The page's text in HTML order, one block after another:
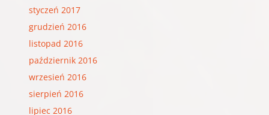
styczeń 2017
grudzień 2016
listopad 2016
październik 2016
wrzesień 2016
sierpień 2016
lipiec 2016